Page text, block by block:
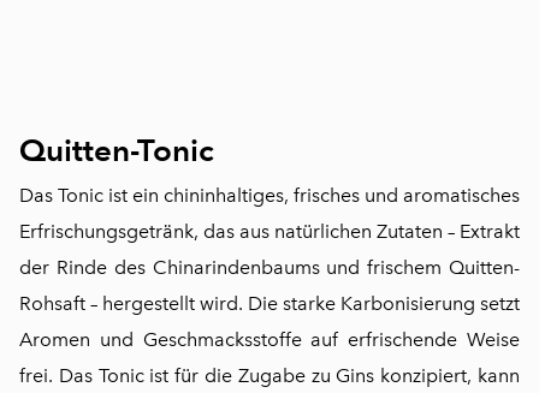
Quitten-Tonic
Das Tonic ist ein chininhaltiges, frisches und aromatisches
Erfrischungsgetränk, das aus natürlichen Zutaten – Extrakt
der Rinde des Chinarindenbaums und frischem Quitten-
Rohsaft – hergestellt wird. Die starke Karbonisierung setzt
Aromen und Geschmacksstoffe auf erfrischende Weise
frei. Das Tonic ist für die Zugabe zu Gins konzipiert, kann